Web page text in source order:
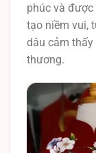
phúc và
tạo niềm vui,
dâu cảm thấy
thương.